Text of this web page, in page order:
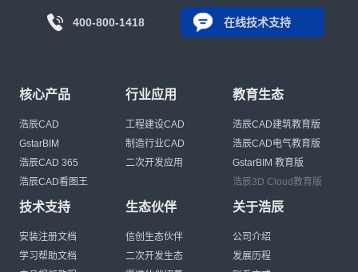
400-800-1418 在线技术支持
核心产品
浩辰CAD
GstarBIM
浩辰CAD 365
浩辰CAD看图王
行业应用
工程建设CAD
制造行业CAD
二次开发应用
教育生态
浩辰CAD建筑教育版
浩辰CAD电气教育版
GstarBIM 教育版
浩辰3D Cloud教育版
技术支持
安装注册文档
学习帮助文档
生态伙伴
信创生态伙伴
二次开发生态
关于浩辰
公司介绍
发展历程